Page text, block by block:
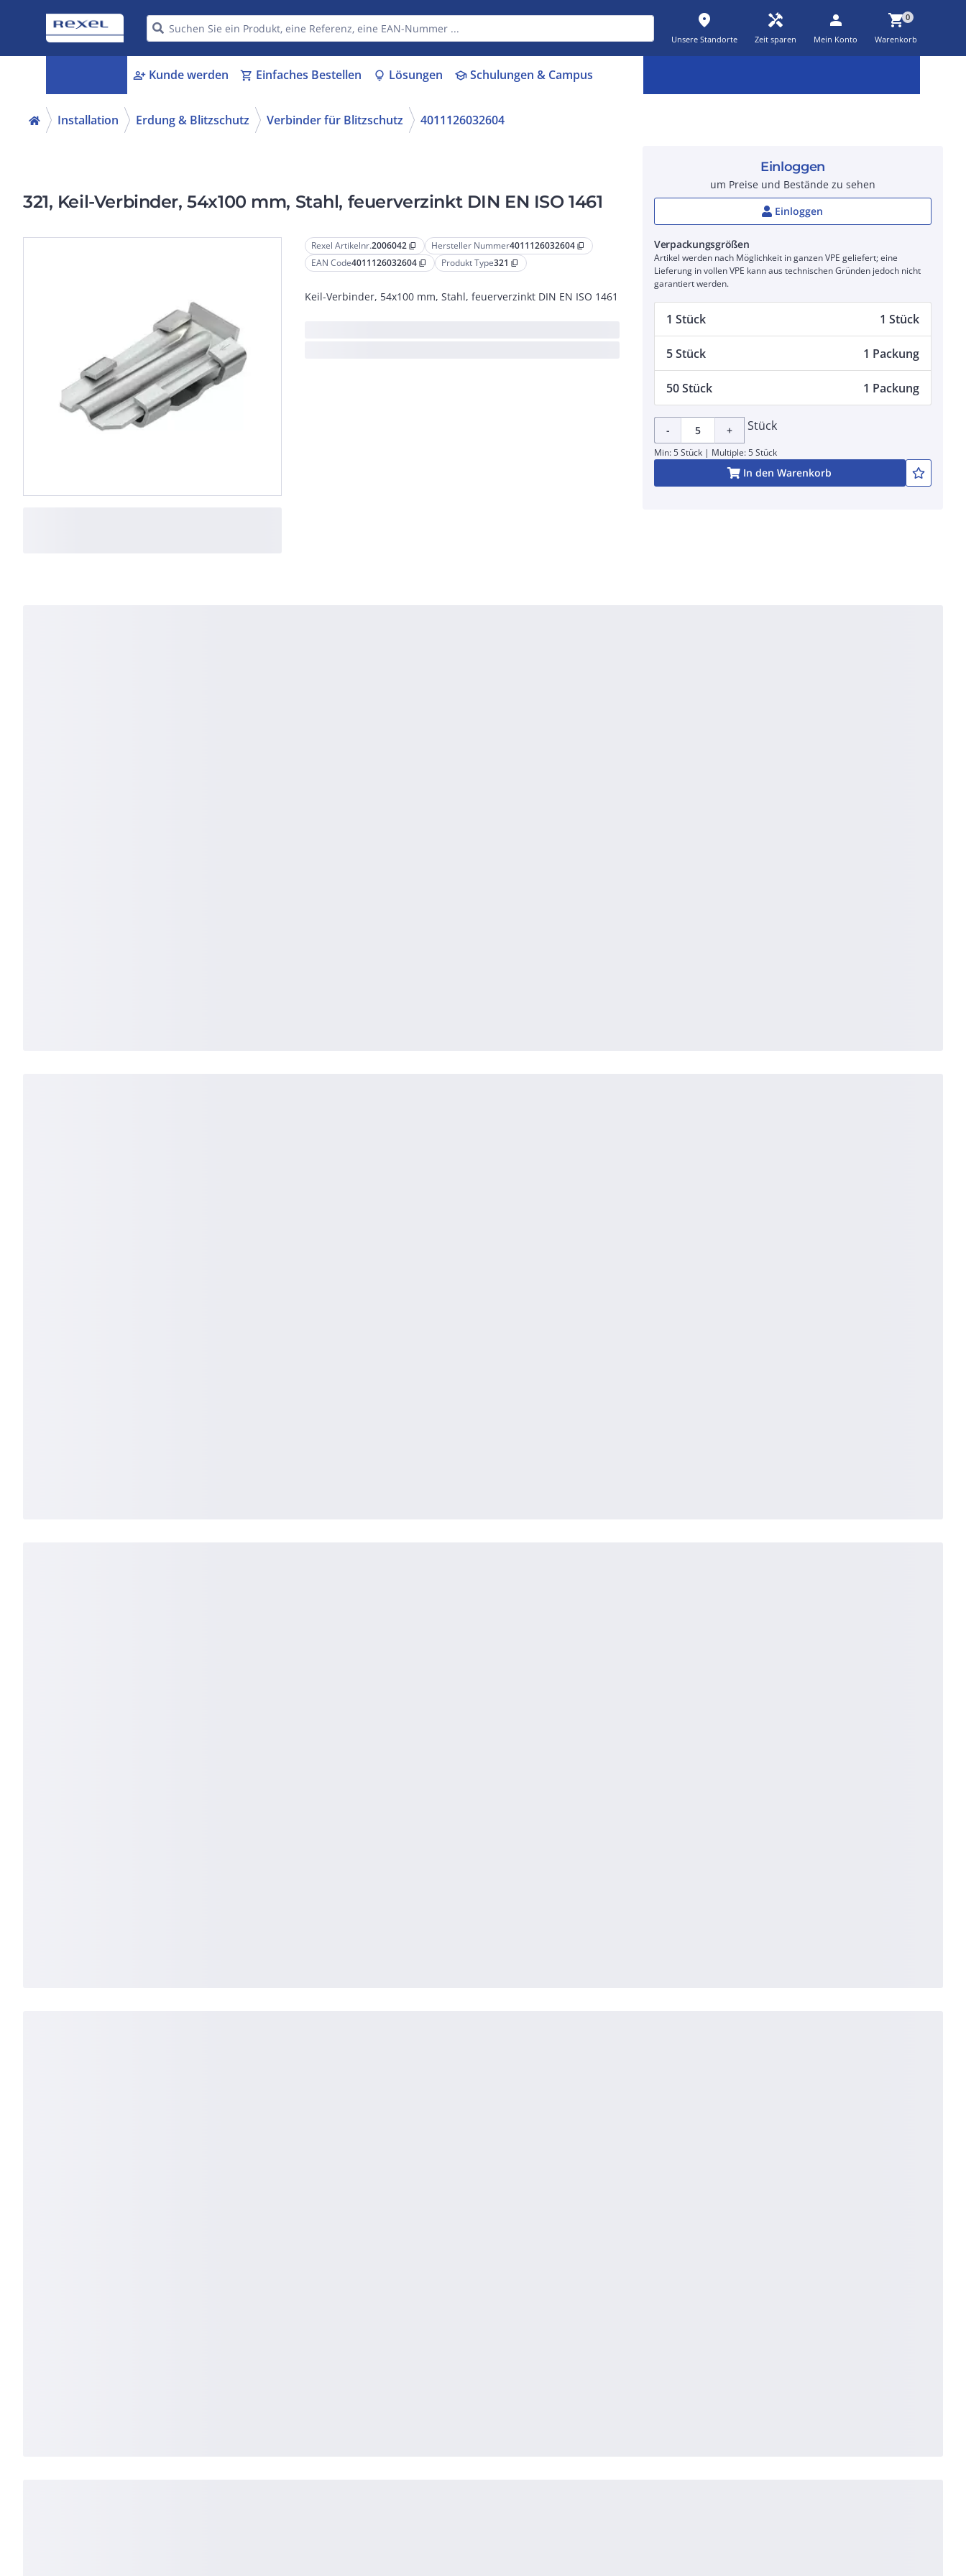
place
Unsere Standorte
handyman
Zeit sparen
person
Mein Konto
shopping_cart0
Warenkorb
person_add Kunde werden shopping_cart Einfaches Bestellen lightbulb Lösungen schoolSchulungen & Campus
Installation Erdung & Blitzschutz Verbinder für Blitzschutz 4011126032604
321, Keil-Verbinder, 54x100 mm, Stahl, feuerverzinkt DIN EN ISO 1461
Rexel Artikelnr.2006042 content_copy Hersteller Nummer4011126032604 content_copy
EAN Code4011126032604 content_copy Produkt Type321 content_copy
Keil-Verbinder, 54x100 mm, Stahl, feuerverzinkt DIN EN ISO 1461
Einloggen
um Preise und Bestände zu sehen
Einloggen
Verpackungsgrößen
Artikel werden nach Möglichkeit in ganzen VPE geliefert; eine
Lieferung in vollen VPE kann aus technischen Gründen jedoch nicht
garantiert werden.
1 Stück 1 Stück
5 Stück 1 Packung
50 Stück 1 Packung
- + Stück
Min: 5 Stück | Multiple: 5 Stück
In den Warenkorb